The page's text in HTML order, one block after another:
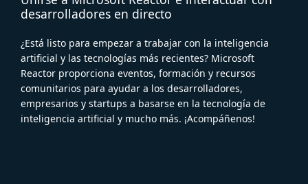
desarrolladores en directo
¿Está listo para empezar a trabajar con la inteligencia
artificial y las tecnologías más recientes? Microsoft
Reactor proporciona eventos, formación y recursos
comunitarios para ayudar a los desarrolladores,
empresarios y startups a basarse en la tecnología de
inteligencia artificial y mucho más. ¡Acompáñenos!